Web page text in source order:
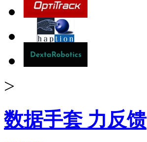
>
数据手套 力反馈